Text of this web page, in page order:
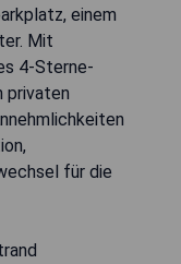
einem
Mit
4-Sterne-
privaten
für die